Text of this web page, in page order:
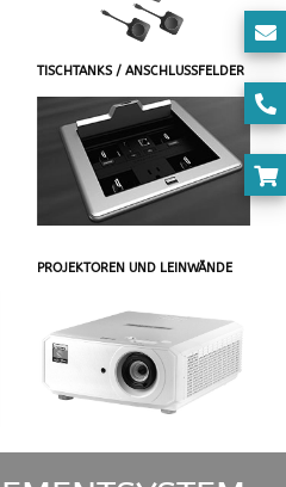
TISCHTANKS / ANSCHLUSSFELDER
PROJEKTOREN UND LEINWÄNDE